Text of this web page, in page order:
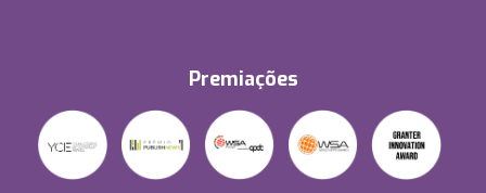
Premiações